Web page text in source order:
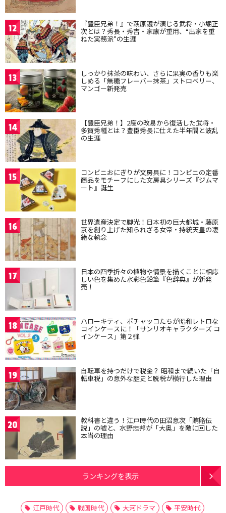
12 『豊臣兄弟！』で萩原護が演じる武将・小堀正
次とは？秀長・秀吉・家康が重用、“出家を重
ねた実務派”の生涯
13 しっかり抹茶の味わい、さらに果実の香りも楽
しめる「無糖フレーバー抹茶」ストロベリー、
マンゴー新発売
14 【豊臣兄弟！】2度の改易から復活した武将・
多賀秀種とは？豊臣秀長に仕えた半年間と波乱
の生涯
15 コンビニおにぎりが文房具に！コンビニの定番
商品をモチーフにした文房具シリーズ『ジムマ
ート』誕生
16 世界遺産決定で脚光！日本初の巨大都城・藤原
京を創り上げた知られざる女帝・持統天皇の凄
絶な執念
17 日本の四季折々の植物や情景を描くことに相応
しい色を集めた水彩色鉛筆『色辞典』が新発
売！
18 ハローキティ、ポチャッコたちが昭和レトロな
コインケースに！「サンリオキャラクターズ コ
インケース」第２弾
19 自転車を持つだけで税金？ 昭和まで続いた「自
転車税」の意外な歴史と脱税が横行した理由
20 教科書と違う！江戸時代の田沼意次「賄賂伝
説」の嘘と、水野忠邦が「大奥」を敵に回した
本当の理由
ランキングを表示
江戸時代 戦国時代 大河ドラマ
平安時代